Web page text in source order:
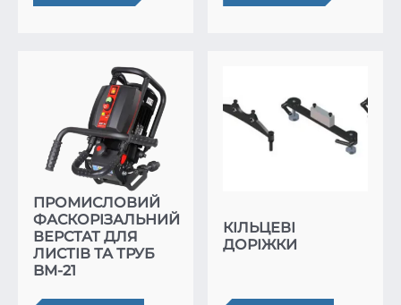
ПРОМИСЛОВИЙ
ФАСКОРІЗАЛЬНИЙ
ВЕРСТАТ ДЛЯ
ЛИСТІВ ТА ТРУБ
BM-21
КІЛЬЦЕВІ
ДОРІЖКИ